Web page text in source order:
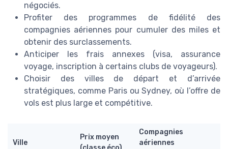
négociés.
Profiter des programmes de fidélité des
compagnies aériennes pour cumuler des miles et
obtenir des surclassements.
Anticiper les frais annexes (visa, assurance
voyage, inscription à certains clubs de voyageurs).
Choisir des villes de départ et d’arrivée
stratégiques, comme Paris ou Sydney, où l’offre de
vols est plus large et compétitive.
Ville
Prix moyen
Compagnies
aériennes